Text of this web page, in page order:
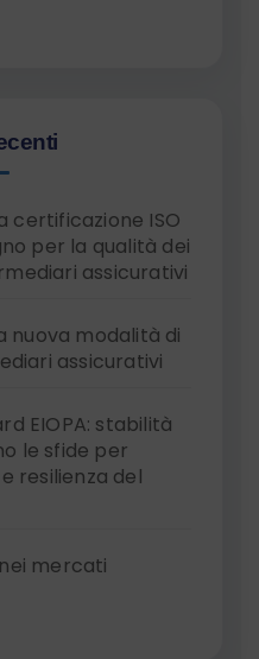
certificazione ISO
per la qualità dei
assicurativi
nuova modalità di
assicurativi
EIOPA: stabilità
le sfide per
resilienza del
mercati